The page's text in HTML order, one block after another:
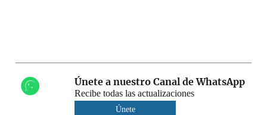
Únete a nuestro Canal de WhatsApp
Recibe todas las actualizaciones
Únete